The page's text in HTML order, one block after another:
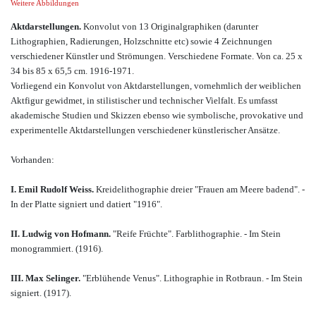
Weitere Abbildungen
Aktdarstellungen. Konvolut von 13 Originalgraphiken (darunter
Lithographien, Radierungen, Holzschnitte etc) sowie 4 Zeichnungen
verschiedener Künstler und Strömungen. Verschiedene Formate. Von ca. 25 x
34 bis 85 x 65,5 cm. 1916-1971.
Vorliegend ein Konvolut von Aktdarstellungen, vornehmlich der weiblichen
Aktfigur gewidmet, in stilistischer und technischer Vielfalt. Es umfasst
akademische Studien und Skizzen ebenso wie symbolische, provokative und
experimentelle Aktdarstellungen verschiedener künstlerischer Ansätze.
Vorhanden:
I. Emil Rudolf Weiss. Kreidelithographie dreier "Frauen am Meere badend". -
In der Platte signiert und datiert "1916".
II. Ludwig von Hofmann. "Reife Früchte". Farblithographie. - Im Stein
monogrammiert. (1916).
III. Max Selinger. "Erblühende Venus". Lithographie in Rotbraun. - Im Stein
signiert. (1917).